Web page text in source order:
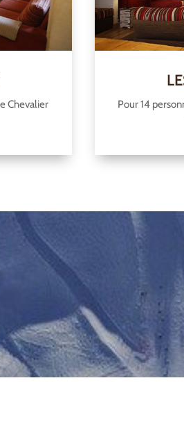
Chevalier
Pour 14